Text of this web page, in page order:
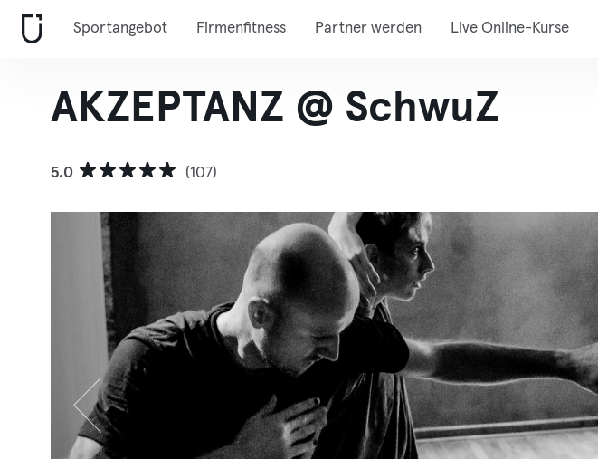
Sportangebot Firmenfitness Partner werden Live Online-Kurse
AKZEPTANZ @ SchwuZ
5.0 (107)